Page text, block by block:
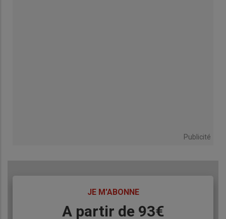
Publicité
JE M'ABONNE
A partir de 93€